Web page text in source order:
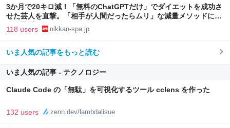
3か月で20キロ減！「無料のChatGPTだけ」でダイエットを成功さ
せた芸人を直撃。「相手が人間だったらムリ」な減量メソッドに驚
き | 日刊SPA!
118 users nikkan-spa.jp
いま人気の記事をもっと読む
いま人気の記事 - テクノロジー
Claude Code の「無駄」を可視化するツール cclens を作った
132 users zenn.dev/lambdalisue